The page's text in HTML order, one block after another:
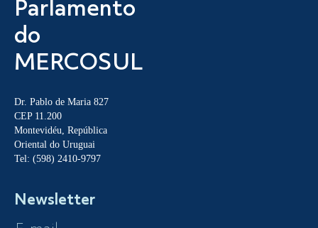
Parlamento
do
MERCOSUL
Dr. Pablo de Maria 827
CEP 11.200
Montevidéu, República
Oriental do Uruguai
Tel: (598) 2410-9797
Newsletter